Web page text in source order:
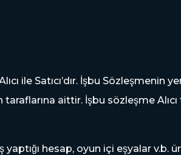
ile Satıcı’dır. İşbu
aittir. İşbu sözleşme
yaptığı hesap, oyun içi eşyalar